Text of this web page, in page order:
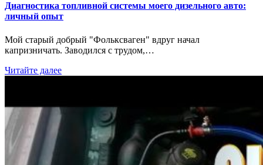
Диагностика топливной системы моего дизельного авто:
личный опыт
Мой старый добрый "Фольксваген" вдруг начал
капризничать. Заводился с трудом,…
Читайте далее